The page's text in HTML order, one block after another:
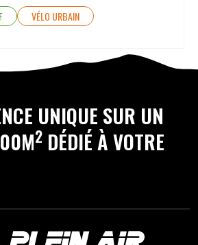
VÉLO URBAIN
UNIQUE SUR UN
2 DÉDIÉ À VOTRE